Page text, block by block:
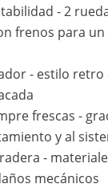
- 2
frenos para
- estilo retro
frescas -
y al
-
mecánicos